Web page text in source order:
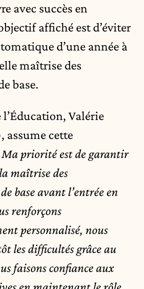
avec succès en
affiché est d’éviter
d’une année à
maîtrise des
base.
Valérie
assume cette
priorité est de garantir
maîtrise des
base avant l’entrée en
renforçons
personnalisé, nous
les difficultés grâce au
faisons confiance aux